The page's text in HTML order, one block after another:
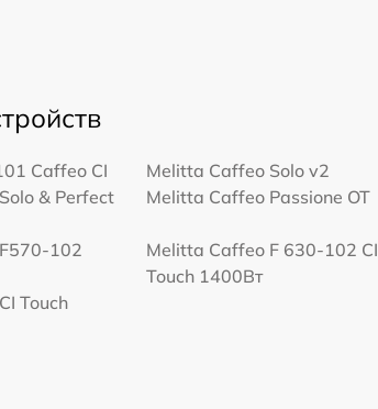
Caffeo CI Melitta Caffeo Solo v2
& Perfect
Melitta Caffeo Passione OT
102
Melitta Caffeo F 630-102 CI
Touch 1400Вт
Touch